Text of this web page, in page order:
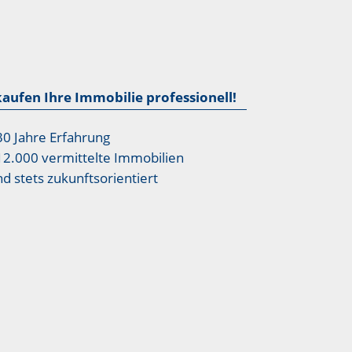
Ihre Immobilie professionell!
Jahre Erfahrung
vermittelte Immobilien
stets zukunftsorientiert